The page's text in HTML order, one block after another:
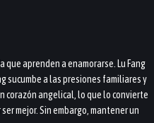
aprenden a enamorarse. Lu Fang
sucumbe a las presiones familiares y
corazón angelical, lo que lo convierte
mejor. Sin embargo, mantener un